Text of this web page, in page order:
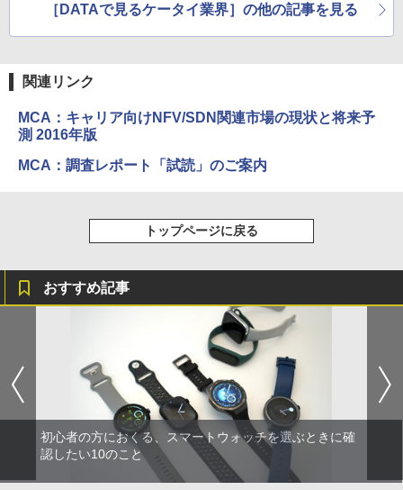
［DATAで見るケータイ業界］の他の記事を見る
関連リンク
MCA：キャリア向けNFV/SDN関連市場の現状と将来予
測 2016年版
MCA：調査レポート「試読」のご案内
トップページに戻る
おすすめ記事
初心者の方におくる、スマートウォッチを選ぶときに確
認したい10のこと